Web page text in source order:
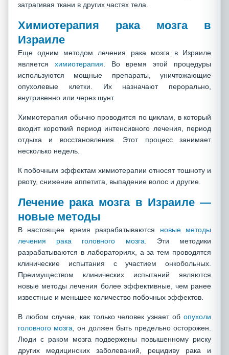
затрагивая ткани в других частях тела.
Химиотерапия рака мозга в
Израиле
Еще одним методом лечения рака мозга в Израиле
является химиотерапия . Во время этой процедуры
используются мощные препараты, уничтожающие
опухолевые клетки. Их назначают перорально,
внутривенно или через шунт.
Химиотерапия обычно проводится по циклам, в который
входит короткий период интенсивного лечения, период
отдыха и восстановления. Этот процесс занимает
несколько недель.
К побочным эффектам химиотерапии относят тошноту и
рвоту, снижение аппетита, выпадение волос и другие.
Лечение рака мозга в Израиле —
новые методы
В настоящее время разрабатываются новые методы
лечения рака головного мозга . Эти методики
разрабатываются в лабораториях, а за тем проводятся
клинические испытания с участием онкобольных.
Преимуществом клинических испытаний являются
новые методы лечения более эффективные, чем ранее
известные и меньшее количество побочных эффектов.
В любом случае, как только человек узнает об опухоли
головного мозга , он должен быть предельно осторожен.
Люди с раком мозга подвержены повышенному риску
других медицинских заболеваний, рецидиву рака и